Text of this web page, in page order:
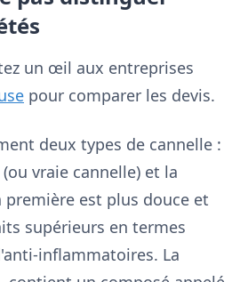
un œil aux entreprises
pour comparer les devis.
deux types de cannelle :
(ou vraie cannelle) et la
première est plus douce et
supérieurs en termes
inflammatoires. La